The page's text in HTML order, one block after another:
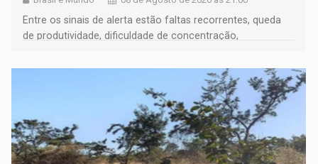
Entre os sinais de alerta estão faltas recorrentes, queda
de produtividade, dificuldade de concentração,